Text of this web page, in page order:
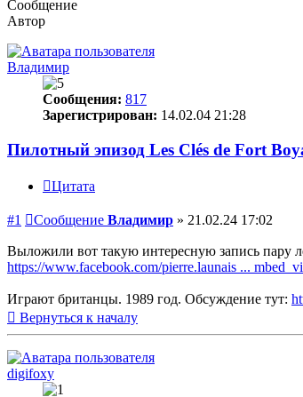
Сообщение
Автор
Владимир
Сообщения: 817
Зарегистрирован: 14.02.04 21:28
Пилотный эпизод Les Clés de Fort
Цитата
#1 Сообщение Владимир » 21.02.24 17:02
Выложили вот такую интересную запись пару
https://www.facebook.com/pierre.launais ...
Играют британцы. 1989 год. Обсуждение тут:
Вернуться к началу
digifoxy